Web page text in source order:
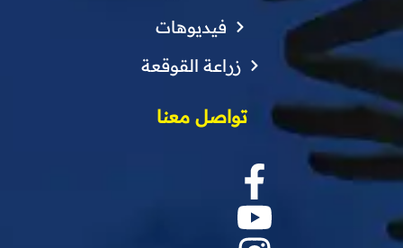
فيديوهات
زراعة القوقعة
تواصل معنا